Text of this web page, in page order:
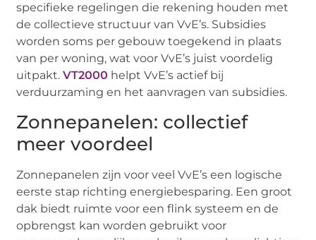
specifieke regelingen die rekening houden met
de collectieve structuur van VvE’s. Subsidies
worden soms per gebouw toegekend in plaats
van per woning, wat voor VvE’s juist voordelig
uitpakt. VT2000 helpt VvE’s actief bij
verduurzaming en het aanvragen van subsidies.
Zonnepanelen: collectief
meer voordeel
Zonnepanelen zijn voor veel VvE’s een logische
eerste stap richting energiebesparing. Een groot
dak biedt ruimte voor een flink systeem en de
opbrengst kan worden gebruikt voor